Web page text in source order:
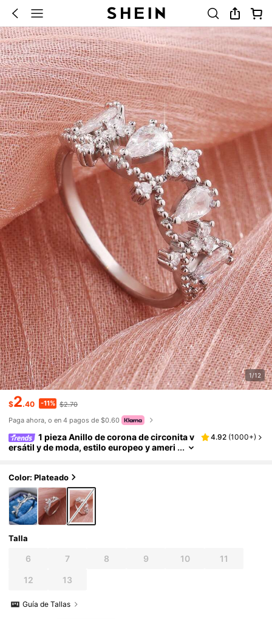
1/12
$2.40 -11% $2.70
Paga ahora, o en 4 pagos de $0.60
1 pieza Anillo de corona de circonita v
ersátil y de moda, estilo europeo y ameri
ta
4.92 (1000+)
Color: Plateado
Talla
6 7 8 9 10 11
12 13
Guía de Tallas